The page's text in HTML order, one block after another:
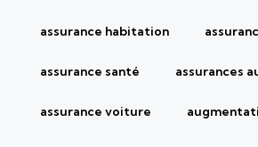
assurance habitation
assurance santé assurances
assurance voiture